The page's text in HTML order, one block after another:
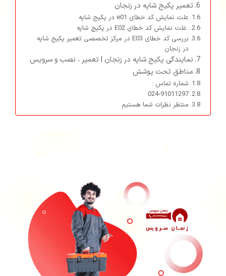
تعمیر پکیج شاپه در زنجان
علت نمایش کد خطای e01 در پکیج شاپه
علت نمایش کد خطای E02 در پکیچ شاپه
بررسی کد خطای E03 در مرکز تخصصی تعمیر پکیج شاپه
در زنجان
نمایندگی پکیج شاپه در زنجان | تعمیر ، نصب و سرویس
مناطق تحت پوشش
شماره تماس :
024-91011297
منتظر نظرات شما هستیم